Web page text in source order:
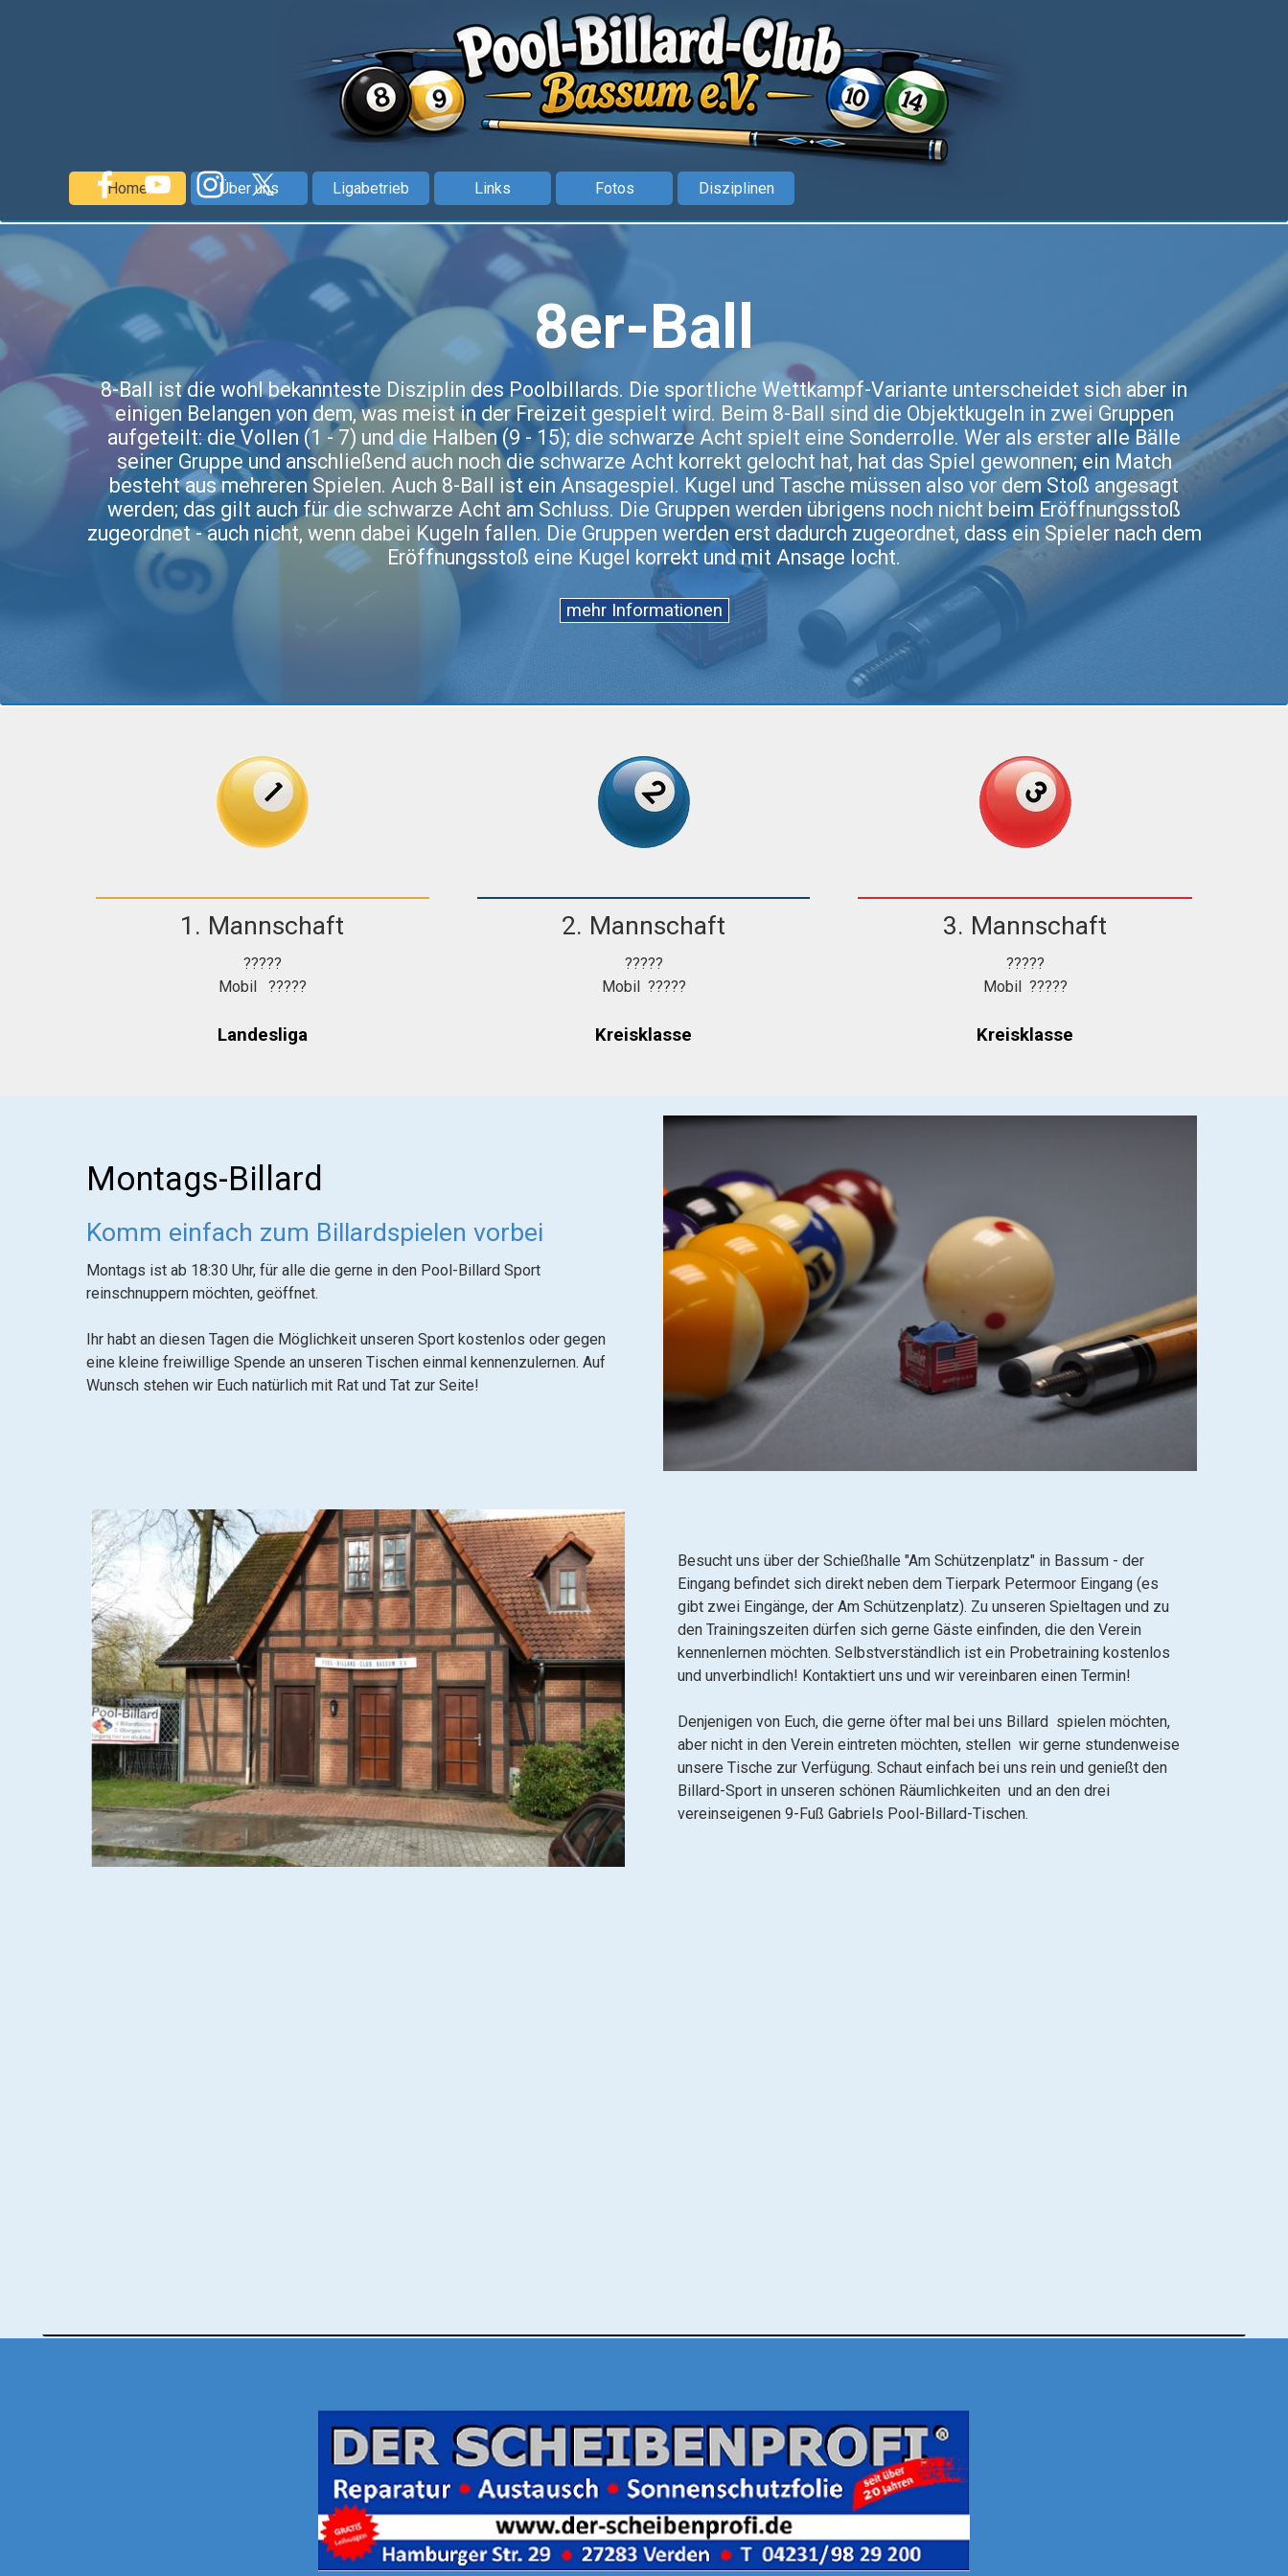
Menü überspringen
Home Über uns Ligabetrieb Links Fotos Disziplinen
8er-Ball
8-Ball ist die wohl bekannteste Disziplin des Poolbillards. Die sportliche Wettkampf-Variante unterscheidet sich aber in
einigen Belangen von dem, was meist in der Freizeit gespielt wird. Beim 8-Ball sind die Objektkugeln in zwei Gruppen
aufgeteilt: die Vollen (1 - 7) und die Halben (9 - 15); die schwarze Acht spielt eine Sonderrolle. Wer als erster alle Bälle
seiner Gruppe und anschließend auch noch die schwarze Acht korrekt gelocht hat, hat das Spiel gewonnen; ein Match
besteht aus mehreren Spielen. Auch 8-Ball ist ein Ansagespiel. Kugel und Tasche müssen also vor dem Stoß angesagt
werden; das gilt auch für die schwarze Acht am Schluss. Die Gruppen werden übrigens noch nicht beim Eröffnungsstoß
zugeordnet - auch nicht, wenn dabei Kugeln fallen. Die Gruppen werden erst dadurch zugeordnet, dass ein Spieler nach dem
Eröffnungsstoß eine Kugel korrekt und mit Ansage locht.
mehr Informationen
1. Mannschaft
?????
Mobil ?????
Landesliga
2. Mannschaft
?????
Mobil ?????
Kreisklasse
3. Mannschaft
?????
Mobil ?????
Kreisklasse
Montags-Billard
Komm einfach zum Billardspielen vorbei
Montags ist ab 18:30 Uhr, für alle die gerne in den Pool-Billard Sport
reinschnuppern möchten, geöffnet.
Ihr habt an diesen Tagen die Möglichkeit unseren Sport kostenlos oder gegen
eine kleine freiwillige Spende an unseren Tischen einmal kennenzulernen. Auf
Wunsch stehen wir Euch natürlich mit Rat und Tat zur Seite!
Besucht uns über der Schießhalle "Am Schützenplatz" in Bassum - der
Eingang befindet sich direkt neben dem Tierpark Petermoor Eingang (es
gibt zwei Eingänge, der Am Schützenplatz). Zu unseren Spieltagen und zu
den Trainingszeiten dürfen sich gerne Gäste einfinden, die den Verein
kennenlernen möchten. Selbstverständlich ist ein Probetraining kostenlos
und unverbindlich! Kontaktiert uns und wir vereinbaren einen Termin!
Denjenigen von Euch, die gerne öfter mal bei uns Billard spielen möchten,
aber nicht in den Verein eintreten möchten, stellen wir gerne stundenweise
unsere Tische zur Verfügung. Schaut einfach bei uns rein und genießt den
Billard-Sport in unseren schönen Räumlichkeiten und an den drei
vereinseigenen 9-Fuß Gabriels Pool-Billard-Tischen.